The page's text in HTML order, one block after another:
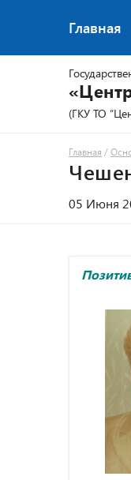
Главная
(ГКУ ТО
Главная /
05 Июня